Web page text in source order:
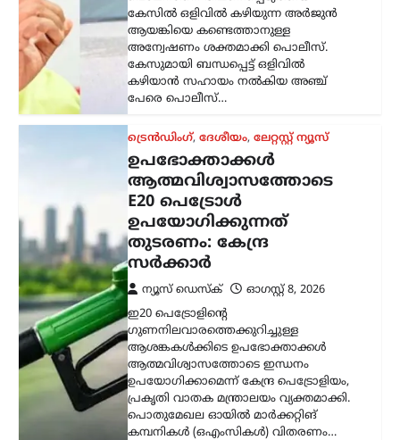
ന്യൂസ് ഡെസ്ക്
ഓഗസ്റ്റ്‌ 8, 2026
ഇ20 പെട്രോളിന്റെ
ഗുണനിലവാരത്തെക്കുറിച്ചുള്ള
ആശങ്കകൾക്കിടെ ഉപഭോക്താക്കൾ
ആത്മവിശ്വാസത്തോടെ ഇന്ധനം
ഉപയോഗിക്കാമെന്ന് കേന്ദ്ര പെട്രോളിയം,
പ്രകൃതി വാതക മന്ത്രാലയം വ്യക്തമാക്കി.
പൊതുമേഖല ഓയിൽ മാർക്കറ്റിങ്
കമ്പനികൾ (ഒഎംസികൾ) വിതരണം…
കേരളം,ട്രെൻഡിംഗ്
ലേറ്റസ്റ്റ് ന്യൂസ്
‘കേരളത്തിൽ ബിജെപി
അല്ല, പക്ഷേ
ബിജെപിക്കായി
ഭരിക്കുന്നത് യുഡിഎഫ്’;
സതീശനെതിരെ എം.വി.
ഗോവിന്ദൻ
ന്യൂസ് ഡെസ്ക്
ഓഗസ്റ്റ്‌ 8, 2026
കേരളത്തിൽ ബിജെപി
അധികാരത്തിലില്ലെങ്കിലും വി.ഡി.
സതീശന്റെ നേതൃത്വത്തിലുള്ള യുഡിഎഫ്